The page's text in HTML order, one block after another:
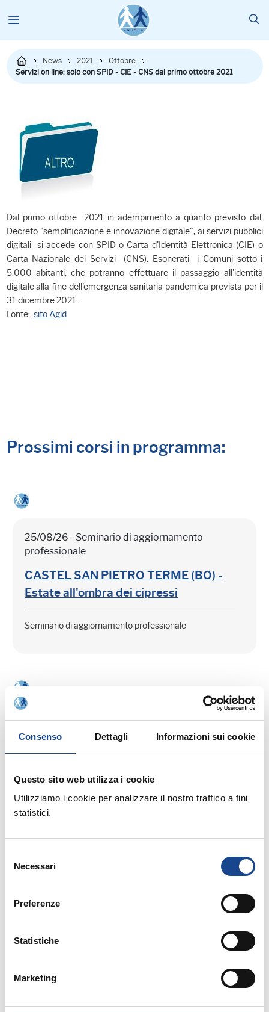
Consenso Dettagli Informazioni sui cookie
Questo sito web utilizza i cookie
Utilizziamo i cookie per analizzare il nostro traffico a fini
statistici.
delNecessari
Preferenze
Statistiche
Marketing
News 2021
Ottobre
Servizi on line: solo con SPID - CIE - CNS dal primo ottobre 2021
Dal primo ottobre 2021 in adempimento a quanto previsto dal
Decreto "semplificazione e innovazione digitale", ai servizi pubblici
digitali si accede con SPID o Carta d'Identità Elettronica (CIE) o
Carta Nazionale dei Servizi (CNS). Esonerati i Comuni sotto i
5.000 abitanti, che potranno effettuare il passaggio all'identità
digitale alla fine dell'emergenza sanitaria pandemica prevista per il
31 dicembre 2021.
Fonte: sito Agid
Prossimi corsi in programma:
25/08/26 - Seminario di aggiornamento
professionale
CASTEL SAN PIETRO TERME (BO) -
Estate all'ombra dei cipressi
Seminario di aggiornamento professionale
03/09/26 - Seminario di aggiornamento
professionale
La cittadinanza italiana dopo la legge
74/2025
Comune di Torre del Greco
divorzio